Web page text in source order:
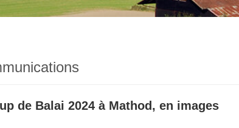
de Balai 2024 à Mathod, en images